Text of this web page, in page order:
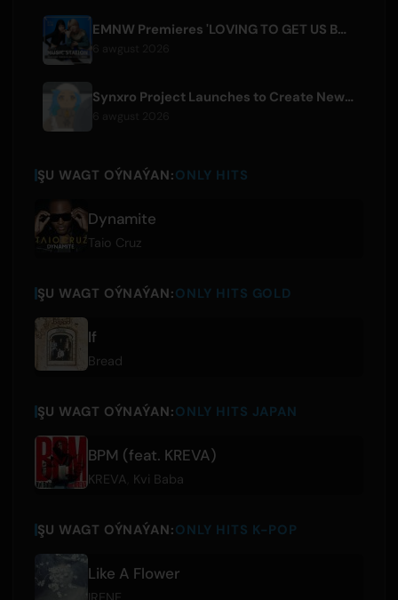
EMNW Premieres 'LOVING TO GET US BY' Music Video on August 7
Synxro Project Launches to Create New IP from Fictional Anime Openings
ŞU WAGT OÝNAÝAN:ONLY HITS
Dynamite
Taio Cruz
ŞU WAGT OÝNAÝAN:ONLY HITS GOLD
If
Bread
ŞU WAGT OÝNAÝAN:ONLY HITS JAPAN
BPM (feat. KREVA)
KREVA Kvi Baba
ŞU WAGT OÝNAÝAN:ONLY HITS K-POP
Like A Flower